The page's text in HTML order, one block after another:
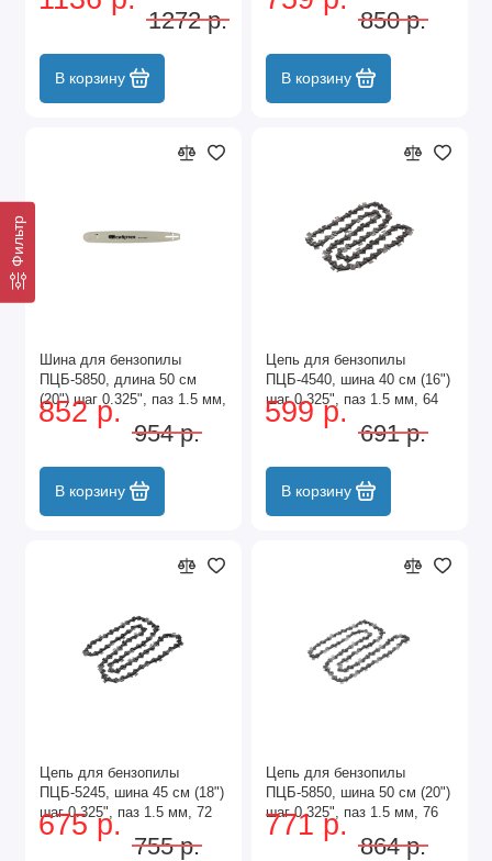
Фильтр
звеньев Denzel 1272 р.
В корзину
72 звена Сибртех850 р.
В корзину
Шина для бензопилы
ПЦБ-5850, длина 50 см
(20") шаг 0.325", паз 1.5 мм,
76 звеньев Сибртех
852 р.
954 р.
В корзину
Цепь для бензопилы
ПЦБ-4540, шина 40 см (16")
шаг 0.325", паз 1.5 мм, 64
звена Сибртех
599 р.
691 р.
В корзину
Цепь для бензопилы
ПЦБ-5245, шина 45 см (18")
шаг 0.325", паз 1.5 мм, 72
звена Сибртех
675 р.
755 р.
Цепь для бензопилы
ПЦБ-5850, шина 50 см (20")
шаг 0.325", паз 1.5 мм, 76
звеньев Сибртех
771 р.
864 р.